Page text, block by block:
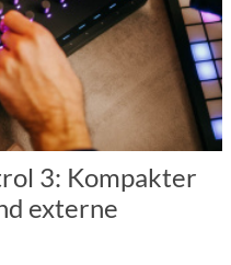
3: Kompakter
externe